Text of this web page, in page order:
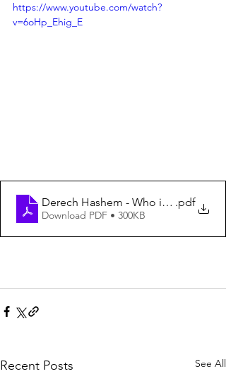
https://www.youtube.com/watch?
v=6oHp_Ehig_E
.pdf
Download PDF • 300KB
Recent Posts See All